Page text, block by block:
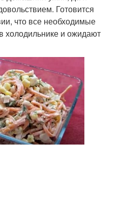
Готовится
что все необходимые
холодильнике и ожидают